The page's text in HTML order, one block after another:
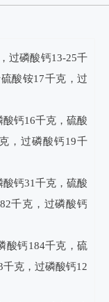
过磷酸钙13-25千
酸铵17千克，过
钙16千克，硫酸
，过磷酸钙19千
钙31千克，硫酸
千克，过磷酸钙
酸钙184千克，硫
克，过磷酸钙12